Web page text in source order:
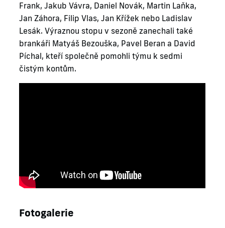
Frank, Jakub Vávra, Daniel Novák, Martin Laňka,
Jan Záhora, Filip Vlas, Jan Křížek nebo Ladislav
Lesák. Výraznou stopu v sezoně zanechali také
brankáři Matyáš Bezouška, Pavel Beran a David
Píchal, kteří společně pomohli týmu k sedmi
čistým kontům.
Fotogalerie